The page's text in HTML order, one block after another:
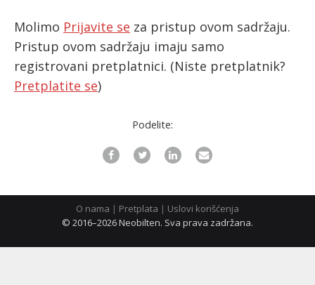
ћирилица
Molimo Prijavite se za pristup ovom sadržaju.
Pristup ovom sadržaju imaju samo
registrovani pretplatnici. (Niste pretplatnik?
Pretplatite se)
Podelite:
O nama | Pretplata | Uslovi korišćenja
© 2016–2026 Neobilten. Sva prava zadržana.